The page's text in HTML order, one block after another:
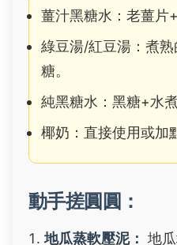
薑汁黑糖水：老薑片
綠豆湯/紅豆湯：煮
糖。
純黑糖水：黑糖+水煮
椰奶：直接使用或加
動手搓圓圓：
地瓜蒸軟壓泥： 地